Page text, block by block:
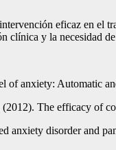
eficaz en el
clínica y la necesidad
anxiety: Automatic
The efficacy of
anxiety disorder and